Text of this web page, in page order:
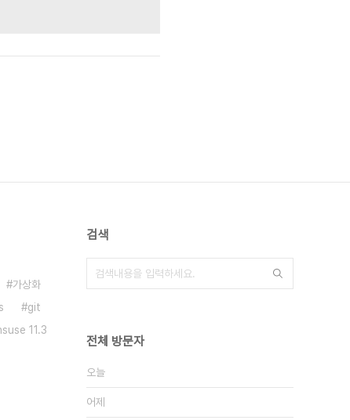
가상화
git
11.3
검색
전체 방문자
오늘
어제